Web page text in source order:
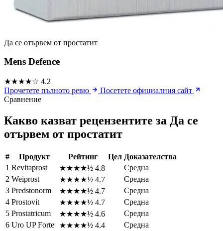
Да се ​​отървем от простатит
Mens Defence
★★★★☆ 4.2
Прочетете пълното ревю
Посетете официалния сайт
Сравнение
Какво казват рецензентите за Да се ​​
отървем от простатит
# Продукт Рейтинг Цел Доказателства
1 Revitaprost ★★★★½ 4.8
Средна
2 Weiprost ★★★★½ 4.7
Средна
3 Predstonorm ★★★★½ 4.7
Средна
4 Prostovit ★★★★½ 4.7
Средна
5 Prostatricum ★★★★½ 4.6
Средна
6 Uro UP Forte ★★★★½ 4.4
Средна